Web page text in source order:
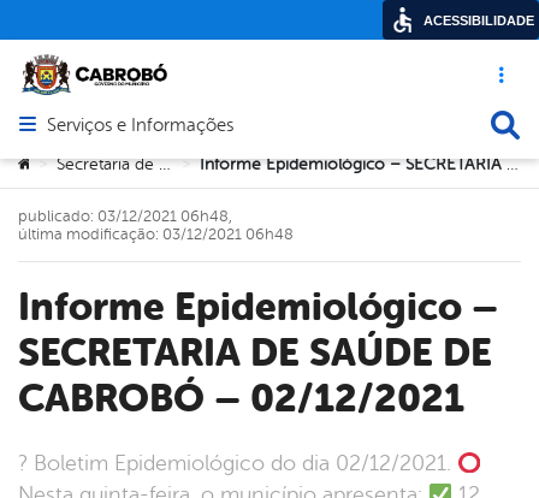
Acesso
Abrir menu principal de navegação
Serviços e Informações
Você está aqui:
> Secretaria de Saúde > Informe Epidemiológico – SECRETARIA DE SAÚDE DE CABROBÓ – 02/12/2021
Informe Epidemiológico –
SECRETARIA DE SAÚDE DE
CABROBÓ – 02/12/2021
? Boletim Epidemiológico do dia 02/12/2021.
publicado: 03/12/2021 06h48,
última modificação: 03/12/2021 06h48
ACESSIBILIDADE